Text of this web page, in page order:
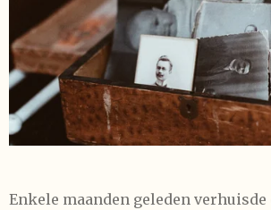
Enkele maanden geleden verhuisde